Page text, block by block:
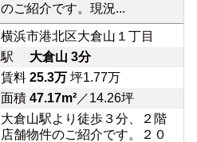
のご紹介です。現況...
横浜市港北区大倉山１丁目
駅 大倉山 3分
賃料 25.3万坪1.77万
面積 47.17m²／14.26坪
大倉山駅より徒歩３分、２階
店舗物件のご紹介です。２０